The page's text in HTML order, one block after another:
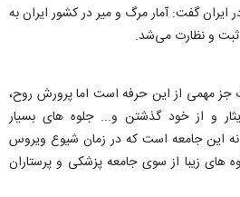
گفت: آمار مرگ و میر در کشور ایران به
و نظارت می‌شد.
جز مهمی از این حرفه است اما پرورش روح،
و از خود گذشتن و... جلوه های بسیار
این جامعه است که در زمان شیوع ویروس
های زیبا از سوی جامعه پزشکی و پرستاران